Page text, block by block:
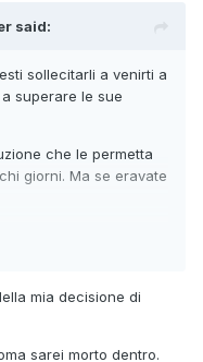
said:
sollecitarli a venirti a
superare le sue
che le permetta
giorni. Ma se eravate
l’amicizia
un luogo comune. È
mia decisione di
sarei morto dentro.